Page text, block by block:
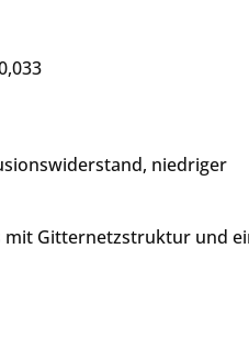
niedriger
mit Gitternetzstruktur und